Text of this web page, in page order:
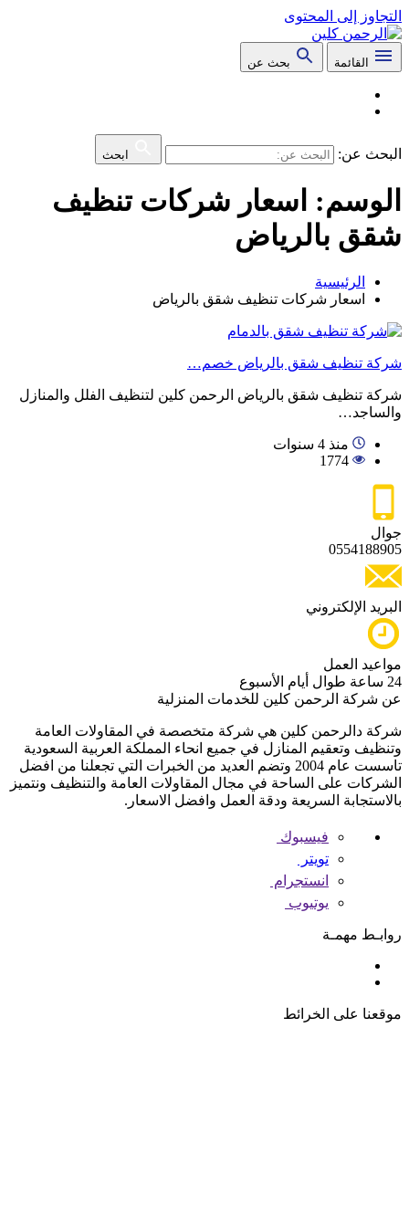
التجاوز إلى المحتوى
القائمة بحث عن
البحث عن: ابحث
الوسم: اسعار شركات تنظيف
شقق بالرياض
الرئيسية
اسعار شركات تنظيف شقق بالرياض
شركة تنظيف شقق بالرياض خصم…
شركة تنظيف شقق بالرياض الرحمن كلين لتنظيف الفلل والمنازل
والساجد…
منذ 4 سنوات
1774
جوال
0554188905
البريد الإلكتروني
مواعيد العمل
24 ساعة طوال أيام الأسبوع
عن شركة الرحمن كلين للخدمات المنزلية
شركة دالرحمن كلين هي شركة متخصصة في المقاولات العامة
وتنظيف وتعقيم المنازل في جميع انحاء المملكة العربية السعودية
تاسست عام 2004 وتضم العديد من الخبرات التي تجعلنا من افضل
الشركات على الساحة في مجال المقاولات العامة والتنظيف ونتميز
بالاستجابة السريعة ودقة العمل وافضل الاسعار.
فيسبوك
تويتر
انستجرام
يوتيوب
روابـط مهمـة
موقعنا على الخرائط